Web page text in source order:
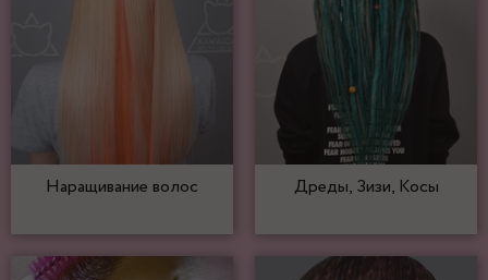
Наращивание волос Дреды, Зизи, Косы